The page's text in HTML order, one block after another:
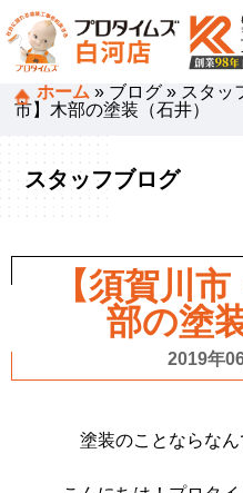
ホーム » ブログ » スタッ
市】木部の塗装（石井）
スタッフブログ
【須賀川
部の塗
2019年
塗装のことならなん